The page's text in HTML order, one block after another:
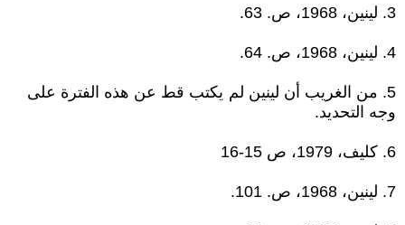
3. لينين، 1968، ص. 63.
4. لينين، 1968، ص. 64.
5. من الغريب أن لينين لم يكتب قط عن هذه الفترة على
وجه التحديد.
6. كليف، 1979، ص 15-16
7. لينين، 1968، ص. 101.